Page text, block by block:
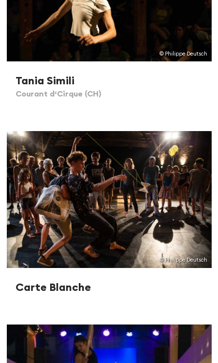
© Philippe Deutsch
Tania Simili
Courant d‘Cirque (CH)
© Philippe Deutsch
Carte Blanche